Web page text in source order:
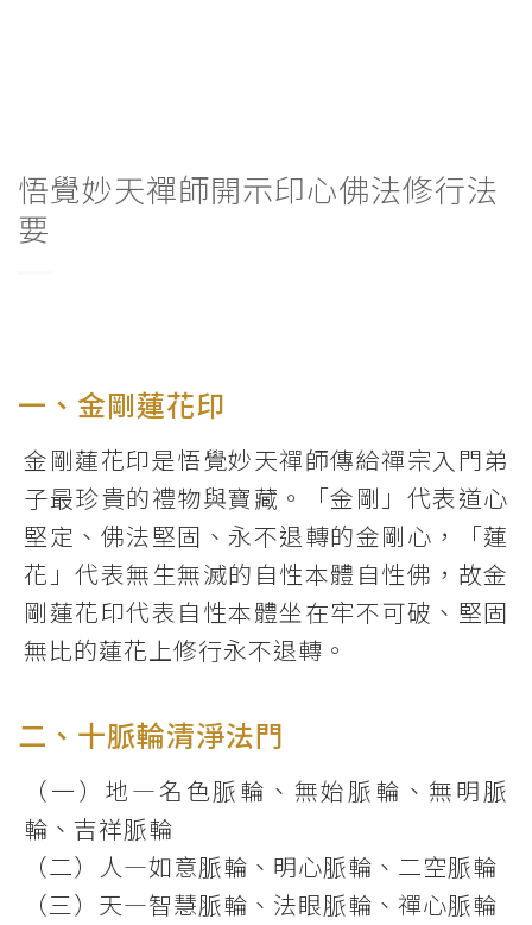
悟覺妙天禪師開示印心佛法修行法
要
一、金剛蓮花印
金剛蓮花印是悟覺妙天禪師傳給禪宗入門弟
子最珍貴的禮物與寶藏。「金剛」代表道心
堅定、佛法堅固、永不退轉的金剛心，「蓮
花」代表無生無滅的自性本體自性佛，故金
剛蓮花印代表自性本體坐在牢不可破、堅固
無比的蓮花上修行永不退轉。
二、十脈輪清淨法門
（一）地―名色脈輪、無始脈輪、無明脈
輪、吉祥脈輪
（二）人―如意脈輪、明心脈輪、二空脈輪
（三）天―智慧脈輪、法眼脈輪、禪心脈輪